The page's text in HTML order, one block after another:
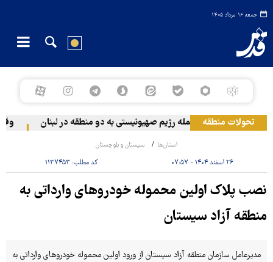
جمعه ۱۶ مرداد ۱۴۰۵
تحولات منطقهحمله رژیم صهیونیستی به دو منطقه در لبنان
استان‌ها سیستان و بلوچستان
۲۶ اسفند ۱۴۰۴ - ۰۷:۵۷ کد مطلب:۱۱۳۷۴۵۳
نصب پلاک اولین محموله خودروهای وارداتی به
منطقه آزاد سیستان
مدیرعامل سازمان منطقه آزاد سیستان از ورود اولین محموله خودروهای وارداتی به